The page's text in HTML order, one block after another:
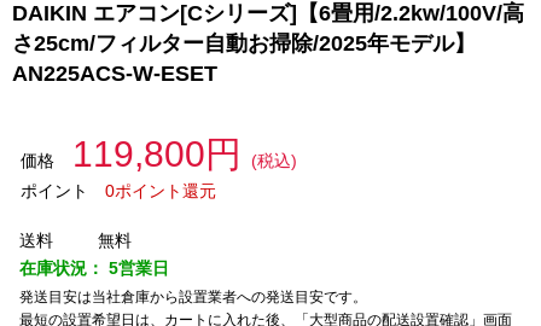
DAIKIN エアコン[Cシリーズ]【6畳用/2.2kw/100V/高
さ25cm/フィルター自動お掃除/2025年モデル】
AN225ACS-W-ESET
価格 119,800円
(税込)
ポイント
0ポイント還元
送料
無料
在庫状況： 5営業日
発送目安は当社倉庫から設置業者への発送目安です。
最短の設置希望日は、カートに入れた後、「大型商品の配送設置確認」画面